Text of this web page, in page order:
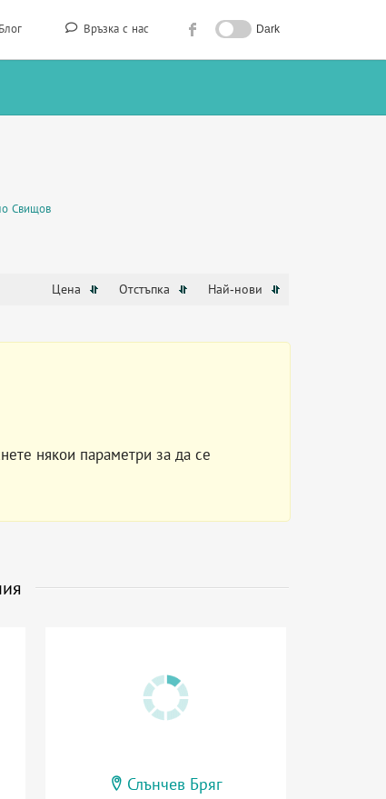
Блог Връзка с нас Dark
Свищов
Цена Отстъпка Най-нови
някои параметри за да се
Слънчев Бряг